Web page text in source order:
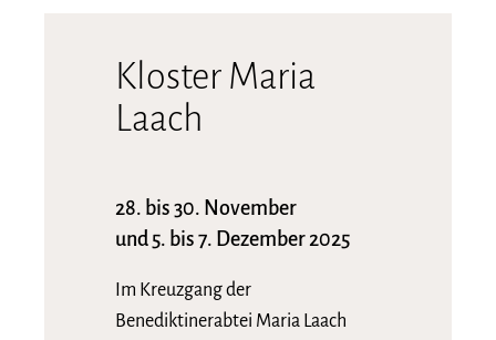
Kloster Maria
Laach
28. bis 30. November
und 5. bis 7. Dezember 2025
Im Kreuzgang der
Benediktinerabtei Maria Laach